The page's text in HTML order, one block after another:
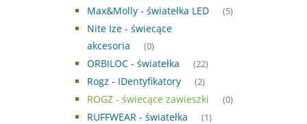
Max&Molly - światełka LED (5)
Nite Ize - świecące
akcesoria
(0)
ORBILOC - światełka (22)
Rogz - IDentyfikatory (2)
ROGZ - świecące zawieszki (0)
RUFFWEAR - światełka (1)